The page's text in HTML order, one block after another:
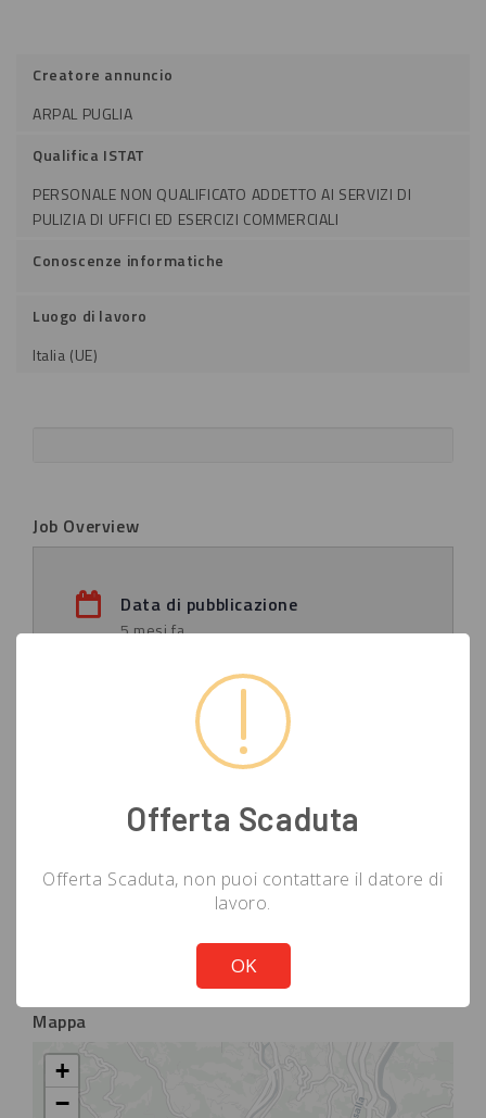
Creatore annuncio
ARPAL PUGLIA
Qualifica ISTAT
PERSONALE NON QUALIFICATO ADDETTO AI SERVIZI DI
PULIZIA DI UFFICI ED ESERCIZI COMMERCIALI
Conoscenze informatiche
Luogo di lavoro
Italia (UE)
Job Overview
Data di pubblicazione
5 mesi fa
( 18-04-2026 )
ALTRO
Luogo di lavoro
Mappa
+
−
Offerta Scaduta
Offerta Scaduta, non puoi contattare il datore di
lavoro.
OK